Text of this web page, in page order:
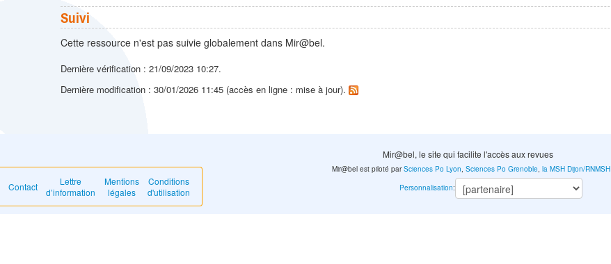
Suivi
Cette ressource n'est pas suivie globalement dans Mir@bel.
Dernière vérification : 21/09/2023 10:27.
Dernière modification : 30/01/2026 11:45 (accès en ligne : mise à jour).
Mir@bel, le site qui facilite l'accès aux revues
Contact
Lettre
d’information
Mentions
légales
Conditions
d'utilisation
Mir@bel est piloté parSciences Po Lyon,Sciences Po Grenoble,la MSH Dijon/RNMSH
Personnalisation: